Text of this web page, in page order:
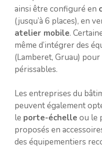
ainsi être configuré en
(jusqu’à 6 places), en
atelier mobile.
même d’intégrer des
(Lamberet, Gruau)
périssables.
Les entreprises du
peuvent également
le porte-échelle ou le
proposés en
des équipementiers